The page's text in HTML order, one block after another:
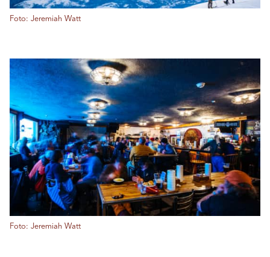
Foto: Jeremiah Watt
Foto: Jeremiah Watt